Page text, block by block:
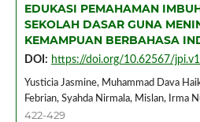
EDUKASI PEMAHAMAN
SEKOLAH DASAR GUNA
KEMAMPUAN BERBAHASA
DOI: https://doi.org/10.62567/
Yusticia Jasmine, Muhammad Dava
Febrian, Syahda Nirmala, Mislan, Irma
422-429